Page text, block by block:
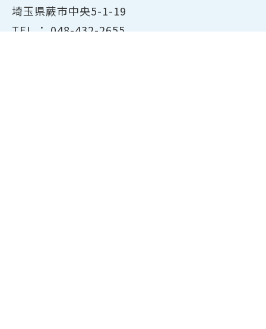
埼玉県蕨市中央5-1-19
TEL ： 048-432-2655